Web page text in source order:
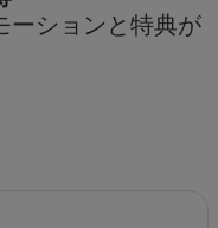
ーションと特典が